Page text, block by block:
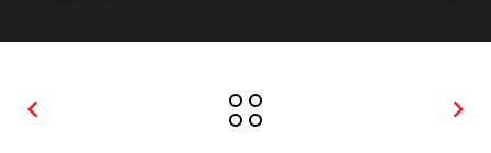
keyboard_arrow_left keyboard_arrow_right